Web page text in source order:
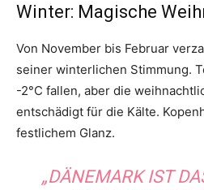
Winter: Magische
Von November bis Februar
seiner winterlichen Stimmung.
-2°C fallen, aber die
entschädigt für die Kälte.
festlichem Glanz.
„DÄNEMARK IST